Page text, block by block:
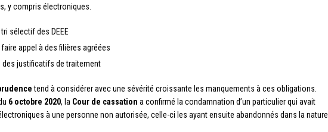
y compris électroniques.
sélectif des DEEE
appel à des filières agréées
des justificatifs de traitement
tend à considérer avec une sévérité croissante les manquements à ces obligations.
6 octobre 2020, la Cour de cassation a confirmé la condamnation d’un particulier qui avait
à une personne non autorisée, celle-ci les ayant ensuite abandonnés dans la nature.